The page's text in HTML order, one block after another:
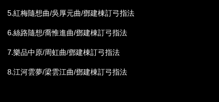
5.紅梅隨想曲/吳厚元曲/鄧建棟訂弓指法
6.絲路隨想/喬惟進曲/鄧建棟訂弓指法
7.樂品中原/周虹曲/鄧建棟訂弓指法
8.江河雲夢/梁雲江曲/鄧建棟訂弓指法